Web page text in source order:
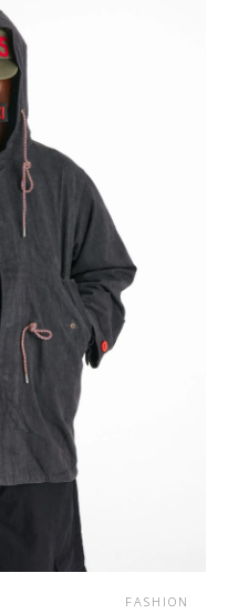
FASHION